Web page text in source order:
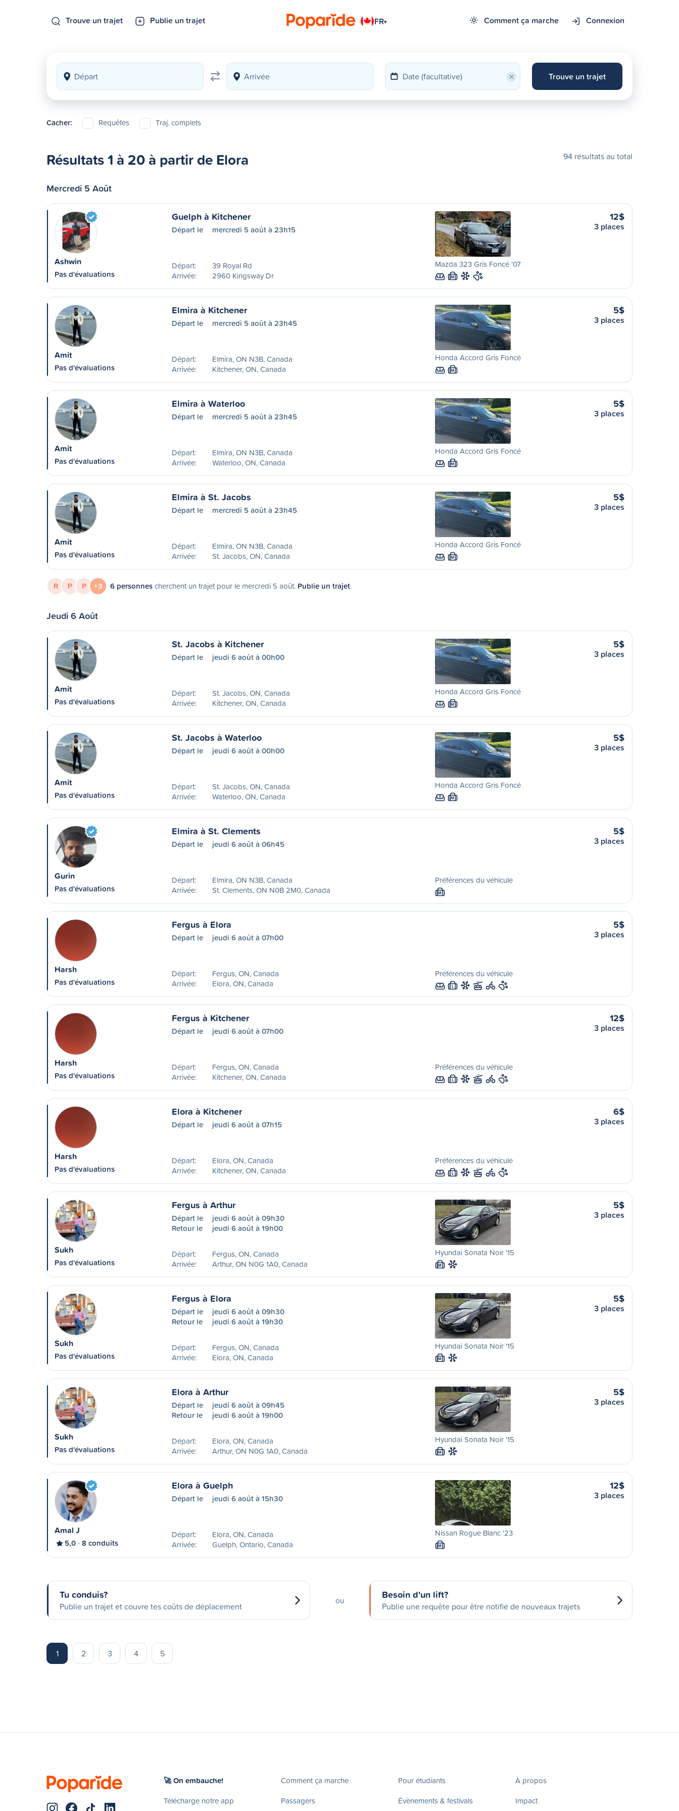
Trouve un trajet Publie un trajet FR▾ Comment ça marche Connexion
× Trouve un trajet
Cacher: Requêtes Traj. complets
Résultats 1 à 20 à partir de Elora 94 résultats au total
Mercredi 5 Août
Ashwin
Pas d'évaluations
Guelph à Kitchener
Départ le mercredi 5 août à 23h15
Départ:
39 Royal Rd
Arrivée:
2960 Kingsway Dr
Mazda 323 Gris Foncé '07
M
12$
3 places
Amit
Pas d'évaluations
Elmira à Kitchener
Départ le mercredi 5 août à 23h45
Départ:
Elmira, ON N3B, Canada
Arrivée:
Kitchener, ON, Canada
Honda Accord Gris Foncé
M
5$
3 places
Amit
Pas d'évaluations
Elmira à Waterloo
Départ le mercredi 5 août à 23h45
Départ:
Elmira, ON N3B, Canada
Arrivée:
Waterloo, ON, Canada
Honda Accord Gris Foncé
M
5$
3 places
Amit
Pas d'évaluations
Elmira à St. Jacobs
Départ le mercredi 5 août à 23h45
Départ:
Elmira, ON N3B, Canada
Arrivée:
St. Jacobs, ON, Canada
Honda Accord Gris Foncé
M
5$
3 places
R P P +3 6 personnescherchent un trajet pour le mercredi 5 août. Publie un trajet
Jeudi 6 Août
Amit
Pas d'évaluations
St. Jacobs à Kitchener
Départ le jeudi 6 août à 00h00
Départ:
St. Jacobs, ON, Canada
Arrivée:
Kitchener, ON, Canada
Honda Accord Gris Foncé
M
5$
3 places
Amit
Pas d'évaluations
St. Jacobs à Waterloo
Départ le jeudi 6 août à 00h00
Départ:
St. Jacobs, ON, Canada
Arrivée:
Waterloo, ON, Canada
Honda Accord Gris Foncé
M
5$
3 places
Gurin
Pas d'évaluations
Elmira à St. Clements
Départ le jeudi 6 août à 06h45
Départ:
Elmira, ON N3B, Canada
Arrivée:
St. Clements, ON N0B 2M0, Canada
Préférences du véhicule
M
5$
3 places
Harsh
Pas d'évaluations
Fergus à Elora
Départ le jeudi 6 août à 07h00
Départ:
Fergus, ON, Canada
Arrivée:
Elora, ON, Canada
Préférences du véhicule
L
5$
3 places
Harsh
Pas d'évaluations
Fergus à Kitchener
Départ le jeudi 6 août à 07h00
Départ:
Fergus, ON, Canada
Arrivée:
Kitchener, ON, Canada
Préférences du véhicule
L
12$
3 places
Harsh
Pas d'évaluations
Elora à Kitchener
Départ le jeudi 6 août à 07h15
Départ:
Elora, ON, Canada
Arrivée:
Kitchener, ON, Canada
Préférences du véhicule
L
6$
3 places
Sukh
Pas d'évaluations
Fergus à Arthur
Départ le
jeudi 6 août à 09h30
Retour le
jeudi 6 août à 19h00
Départ:
Fergus, ON, Canada
Arrivée:
Arthur, ON N0G 1A0, Canada
Hyundai Sonata Noir '15
M
5$
3 places
Sukh
Pas d'évaluations
Fergus à Elora
Départ le
jeudi 6 août à 09h30
Retour le
jeudi 6 août à 19h30
Départ:
Fergus, ON, Canada
Arrivée:
Elora, ON, Canada
Hyundai Sonata Noir '15
M
5$
3 places
Sukh
Pas d'évaluations
Elora à Arthur
Départ le
jeudi 6 août à 09h45
Retour le
jeudi 6 août à 19h00
Départ:
Elora, ON, Canada
Arrivée:
Arthur, ON N0G 1A0, Canada
Hyundai Sonata Noir '15
M
5$
3 places
Amal J
5,0 8 conduits
Elora à Guelph
Départ le jeudi 6 août à 15h30
Départ:
Elora, ON, Canada
Arrivée:
Guelph, Ontario, Canada
Nissan Rogue Blanc '23
M
12$
3 places
Tu conduis?
Publie un trajet et couvre tes coûts de déplacement
ou Besoin d'un lift?
Publie une requête pour être notifié de nouveaux trajets
1 2 3 4 5
🚀 On embauche!
Télécharge notre app
Comment ça marche
Passagers
Pour étudiants
Évènements & festivals
À propos
Impact